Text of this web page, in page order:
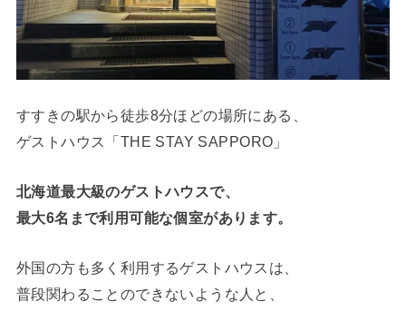
すすきの駅から徒歩8分ほどの場所にある、
ゲストハウス「THE STAY SAPPORO」
北海道最大級のゲストハウスで、
最大6名まで利用可能な個室があります。
外国の方も多く利用するゲストハウスは、
普段関わることのできないような人と、